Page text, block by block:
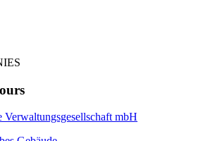
mbH